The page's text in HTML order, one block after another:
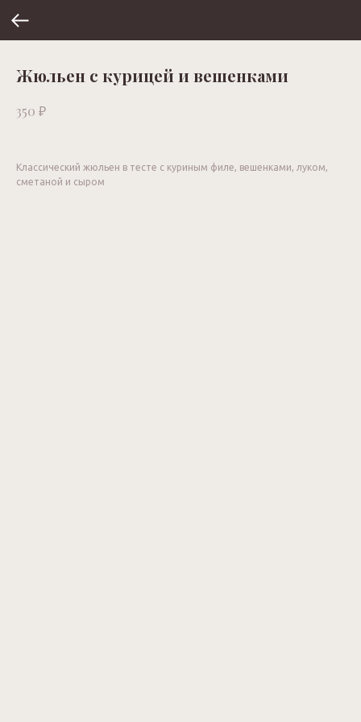
Жюльен с курицей и вешенками
350 ₽
Классический жюльен в тесте с куриным филе, вешенками, луком,
сметаной и сыром